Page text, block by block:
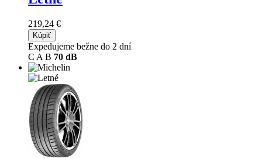
219,24 €
Kúpiť
Expedujeme bežne do 2 dní
C A B 70 dB